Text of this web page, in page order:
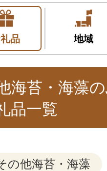
品 地域
海苔・海藻
品一覧
の他海苔・海藻